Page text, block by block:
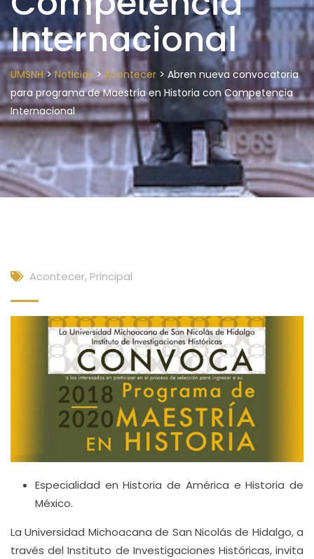
Internacional
UMSNH> Noticias > Acontecer > Abren nueva convocatoria
para programa de Maestría en Historia con Competencia
Internacional
Acontecer, Principal
Especialidad en Historia de América e Historia de
México.
La Universidad Michoacana de San Nicolás de Hidalgo, a
través del Instituto de Investigaciones Históricas, invita